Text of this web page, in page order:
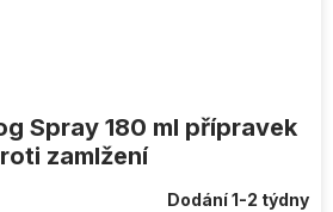
Spray 180 ml přípravek
zamlžení
Dodání 1-2 týdny